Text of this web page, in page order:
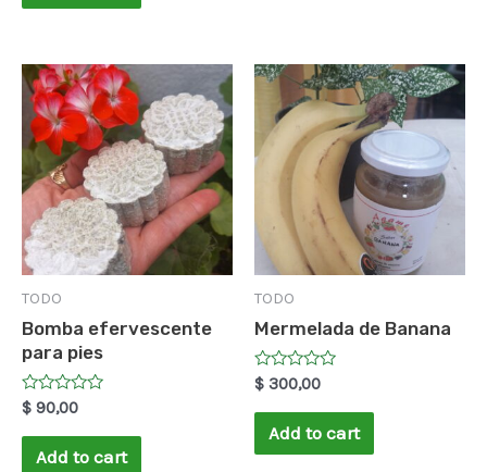
TODO
Bomba efervescente
para pies
Rated
0
out
$ 90,00
Add to cart
TODO
Mermelada de Banana
Rated
0
out
$ 300,00
Add to cart